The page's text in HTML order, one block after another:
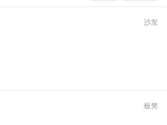
沙发
板凳